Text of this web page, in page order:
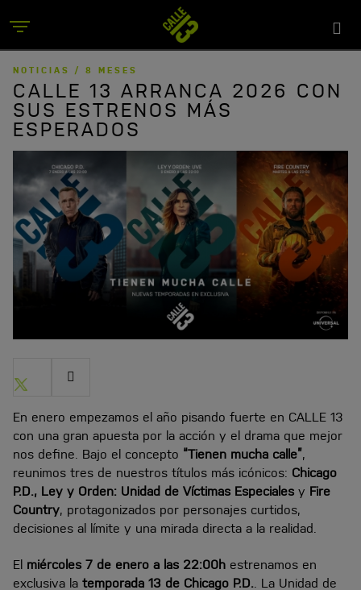
to
main
content
Menu
NOTICIAS / 8 MESES
CALLE 13 ARRANCA 2026 CON
SUS ESTRENOS MÁS
ESPERADOS
Share
on
En enero empezamos el año pisando fuerte en CALLE 13
con una gran apuesta por la acción y el drama que mejor
nos define. Bajo el concepto “Tienen mucha calle”,
reunimos tres de nuestros títulos más icónicos: Chicago
P.D., Ley y Orden: Unidad de Víctimas Especiales y Fire
Country, protagonizados por personajes curtidos,
decisiones al límite y una mirada directa a la realidad.
El miércoles 7 de enero a las 22:00h estrenamos en
exclusiva la temporada 13 de Chicago P.D. . La Unidad de